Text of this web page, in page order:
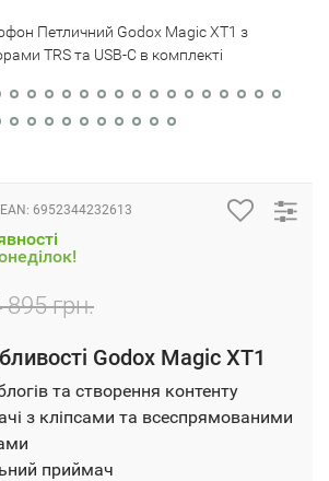
Петличний Godox Magic XT1 з
TRS та USB-C в комплекті
EAN: 6952344232613
895 грн.
Godox Magic XT1
та створення контенту
з кліпсами та всеспрямованими
приймач